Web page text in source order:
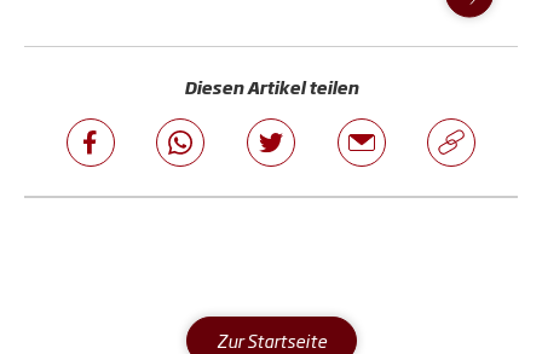
Diesen Artikel teilen
Zur Startseite